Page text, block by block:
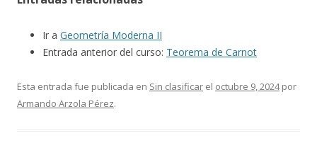
Ir a Geometría Moderna II
Entrada anterior del curso: Teorema de Carnot
Esta entrada fue publicada en Sin clasificar el octubre 9, 2024por
Armando Arzola Pérez.